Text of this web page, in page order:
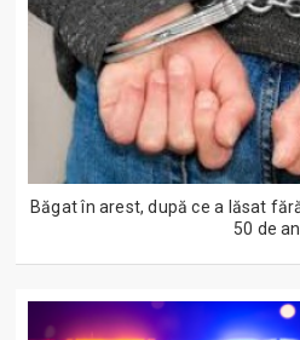
Băgat în arest, după ce a lăsat
50 de